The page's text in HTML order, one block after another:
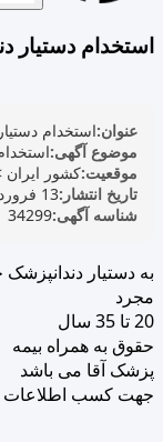
استخدام دستیار
عنوان:استخدام
موضوع آگهی:
موقعیت:کشور ایران
تاریخ انتشار:13 فروردین 1405
شناسه آگهی:34299
به دستیار دندانپزشک
مجرد
20 تا 35 سال
حقوق به همراه بیمه
پزشک آقا می باشد
جهت کسب اطلاعات